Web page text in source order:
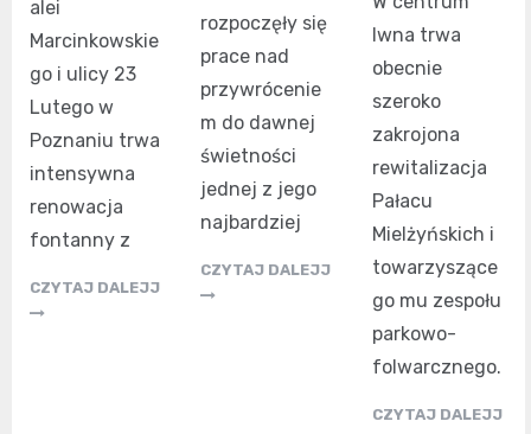
alei
Marcinkowskie
go i ulicy 23
Lutego w
Poznaniu trwa
intensywna
renowacja
fontanny z
CZYTAJ DALEJJ
rozpoczęły się
prace nad
przywrócenie
m do dawnej
świetności
jednej z jego
najbardziej
CZYTAJ DALEJJ
Iwna trwa
obecnie
szeroko
zakrojona
rewitalizacja
Pałacu
Mielżyńskich i
towarzyszące
go mu zespołu
parkowo-
folwarcznego.
CZYTAJ DALEJJ